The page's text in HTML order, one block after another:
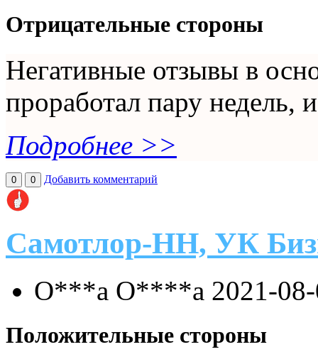
Отрицательные стороны
Негативные отзывы в
проработал пару недель,
Подробнее >>
0 0 Добавить комментарий
Самотлор-НН, УК
О***а О****а 2021-
Положительные стороны